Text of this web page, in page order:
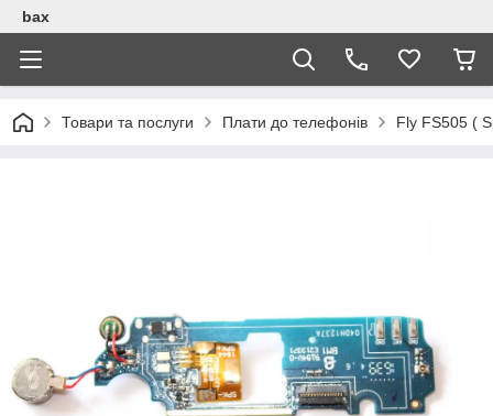
bax
Товари та послуги Плати до телефонів Fly FS505 (